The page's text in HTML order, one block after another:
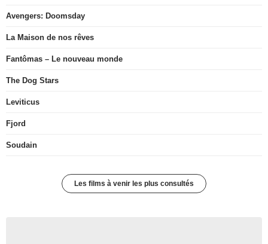
Avengers: Doomsday
La Maison de nos rêves
Fantômas – Le nouveau monde
The Dog Stars
Leviticus
Fjord
Soudain
Les films à venir les plus consultés